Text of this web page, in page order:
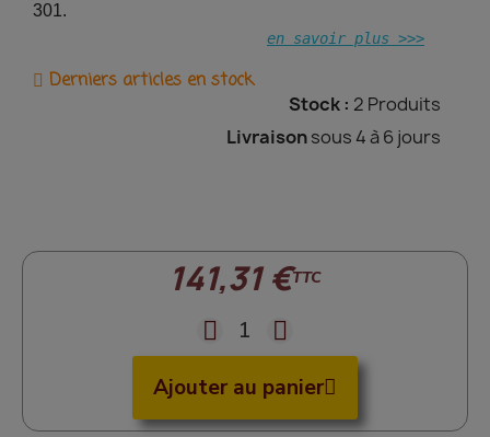
301.
en savoir plus >>>
Derniers articles en stock
Stock : 2 Produits
Livraisonsous 4 à 6 jours
141,31 €TTC
Ajouter au panier